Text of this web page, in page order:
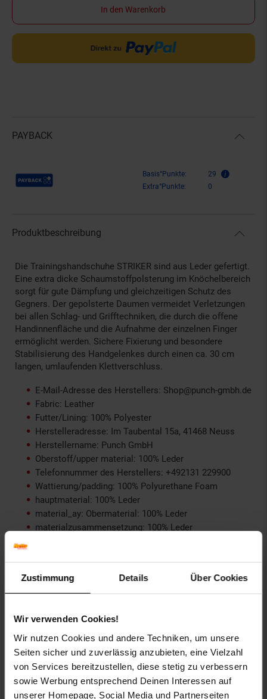
Zustimmung Details Über Cookies
Wir verwenden Cookies!
Wir nutzen Cookies und andere Techniken, um unsere
Seiten sicher und zuverlässig anzubieten, eine Vielzahl
von Services bereitzustellen, diese stetig zu verbessern
sowie Werbung entsprechend Deinen Interessen auf
unserer Homepage, Social Media und Partnerseiten
In den Warenkorb
PAYBACK
Payback Punkte Basis°Punkte:
29
Extra°Punkte:
0
Produktbeschreibung
Die Trainingshandschuhe STRIKER sind aus Leder gefertigt.
Eine extra dicke Schaumstoffpolsterung im Knöchelbereich
sorgt für gute Dämpfung und gleichzeitigen Schutz des
Gegners. Der gepolsterte Daumen vermeidet Verletzungen
bei allen Schlag- und Grifftechniken, die durch die offene
Handinnenfläche und die Aufnahme der einzelnen Finger
ermöglicht werden. Sichere Fixierung und besondere
Stabilisierung des Handgelenkes durch einen ca. 30 cm
langen, umlaufenden Klettverschluss.
E-Mail-Adresse des Herstellers: Shop@punch-gmbh.de
Fabric: Leather
Futter/Lining: 100% Polyester
Herstelleradresse: Im Taubental 15a, 41468 Neuss
Herstellername: Punch GmbH
Oberstoff/upper material: 100% Leder
Telefonnummer des Herstellers: +492131 229900
Wattierung/padding: 100% Polyurethane Foam
hauptmaterial: 100% Leder
material_ay: Obermaterial: 100% Leder
materialzusammensetzung: 100% Leder
BENLEE • Verschiedene Größen erhältlich,
Lieferumfang 1 Paar • Hergestellt aus Leder • Mit
Klettverschluss am Handgelenk
Gewählte Variante:
Größe: S/M
farbe: Black
Artikelnummer: 2611359000